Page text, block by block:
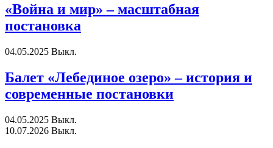
«Война и мир» – масштабная
постановка
04.05.2025 Выкл.
Балет «Лебединое озеро» – история и
современные постановки
04.05.2025 Выкл.
10.07.2026 Выкл.